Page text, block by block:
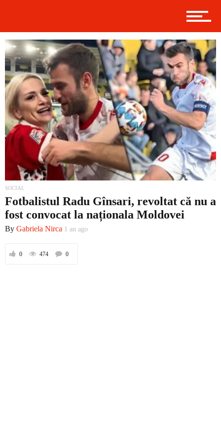
Politică
Externe
Social
Economic
Contact
Prima
SOCIAL
Fotbalistul Radu Gînsari, revoltat că nu a
fost convocat la naționala Moldovei
By Gabriela Nirca 1 an ago
0 474 0